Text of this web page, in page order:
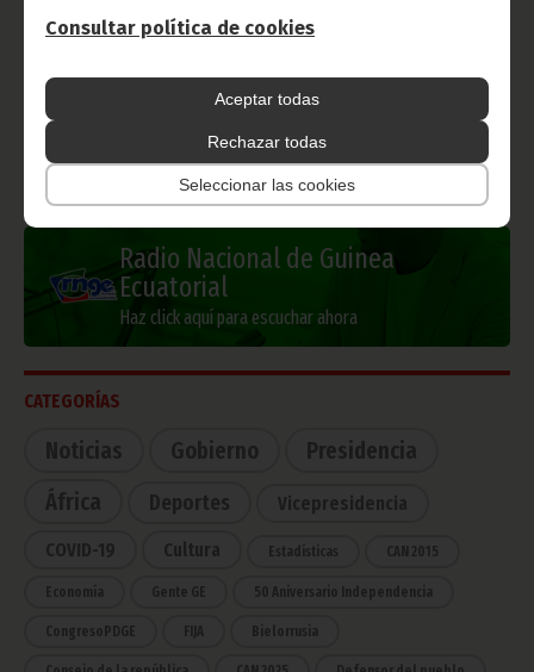
Consultar política de cookies
Aceptar todas
Rechazar todas
Seleccionar las cookies
Información de Guinea Ecuatorial
Radio Nacional de Guinea
Ecuatorial
Haz click aquí para escuchar ahora
CATEGORÍAS
Noticias Gobierno
Presidencia
África
Deportes Vicepresidencia
COVID-19 Cultura Estadísticas CAN 2015
Economía Gente GE 50 Aniversario Independencia
CongresoPDGE FIJA Bielorrusia